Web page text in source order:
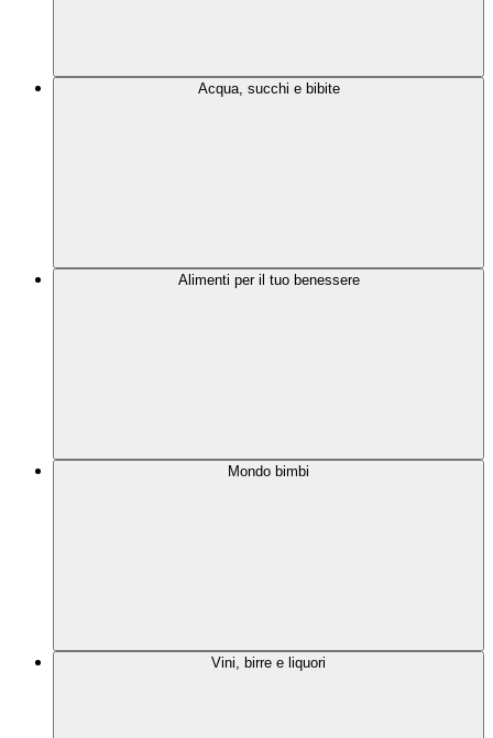
Acqua, succhi e bibite
Alimenti per il tuo benessere
Mondo bimbi
Vini, birre e liquori